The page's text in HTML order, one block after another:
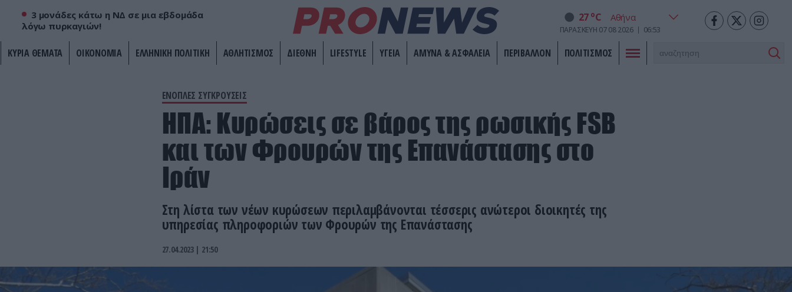
3 μονάδες κάτω η ΝΔ σε μια εβδομάδα
λόγω πυρκαγιών!
27 oC
ΠΑΡΑΣΚΕΥΗ 07 08 2026 06:53
ΚΥΡΙΑ ΘΕΜΑΤΑ ΟΙΚΟΝΟΜΙΑ ΕΛΛΗΝΙΚΗ ΠΟΛΙΤΙΚΗ ΑΘΛΗΤΙΣΜΟΣ ΔΙΕΘΝΗ LIFESTYLE ΥΓΕΙΑ ΑΜΥΝΑ & ΑΣΦΑΛΕΙΑ ΠΕΡΙΒΑΛΛΟΝ ΠΟΛΙΤΙΣΜΟΣ
ΕΝΟΠΛΕΣ ΣΥΓΚΡΟΥΣΕΙΣ
ΗΠΑ: Κυρώσεις σε βάρος της ρωσικής FSB
και των Φρουρών της Επανάστασης στο
Ιράν
Στη λίστα των νέων κυρώσεων περιλαμβάνονται τέσσερις ανώτεροι διοικητές της
υπηρεσίας πληροφοριών των Φρουρών της Επανάστασης
27.04.2023 | 21:50